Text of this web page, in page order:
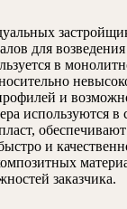
для
в
и
используются в
и
заказчика.